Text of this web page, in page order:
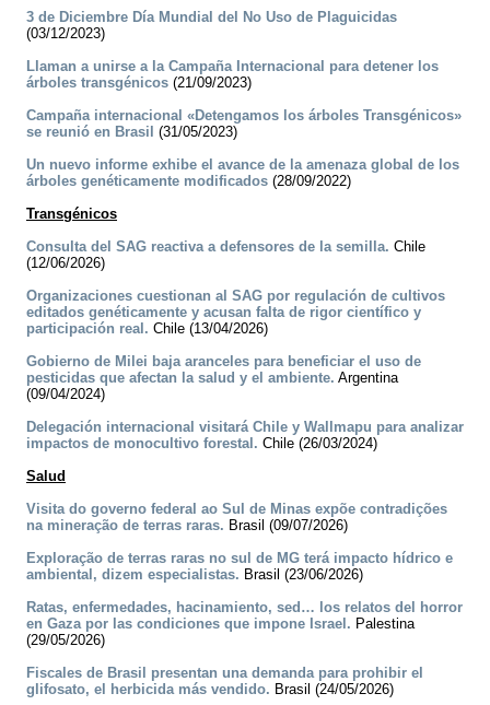
3 de Diciembre Día Mundial del No Uso de Plaguicidas
(03/12/2023)
Llaman a unirse a la Campaña Internacional para detener los
árboles transgénicos (21/09/2023)
Campaña internacional «Detengamos los árboles Transgénicos»
se reunió en Brasil (31/05/2023)
Un nuevo informe exhibe el avance de la amenaza global de los
árboles genéticamente modificados (28/09/2022)
Transgénicos
Consulta del SAG reactiva a defensores de la semilla. Chile
(12/06/2026)
Organizaciones cuestionan al SAG por regulación de cultivos
editados genéticamente y acusan falta de rigor científico y
participación real. Chile (13/04/2026)
Gobierno de Milei baja aranceles para beneficiar el uso de
pesticidas que afectan la salud y el ambiente. Argentina
(09/04/2024)
Delegación internacional visitará Chile y Wallmapu para analizar
impactos de monocultivo forestal. Chile (26/03/2024)
Salud
Visita do governo federal ao Sul de Minas expõe contradições
na mineração de terras raras. Brasil (09/07/2026)
Exploração de terras raras no sul de MG terá impacto hídrico e
ambiental, dizem especialistas. Brasil (23/06/2026)
Ratas, enfermedades, hacinamiento, sed… los relatos del horror
en Gaza por las condiciones que impone Israel. Palestina
(29/05/2026)
Fiscales de Brasil presentan una demanda para prohibir el
glifosato, el herbicida más vendido. Brasil (24/05/2026)